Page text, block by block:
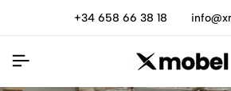
+34 658 66 38 18